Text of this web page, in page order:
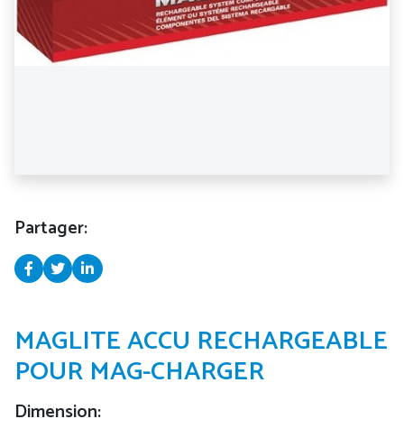
Partager:
MAGLITE ACCU RECHARGEABLE
POUR MAG-CHARGER
Dimension: